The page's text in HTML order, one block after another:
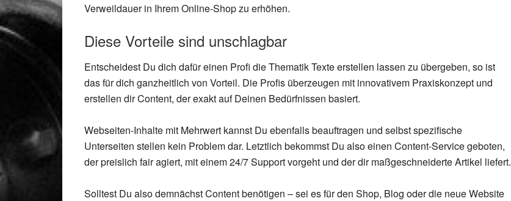
Verweildauer in Ihrem Online-Shop zu erhöhen.
Diese Vorteile sind unschlagbar
Entscheidest Du dich dafür einen Profi die Thematik Texte erstellen lassen zu übergeben, so ist
das für dich ganzheitlich von Vorteil. Die Profis überzeugen mit innovativem Praxiskonzept und
erstellen dir Content, der exakt auf Deinen Bedürfnissen basiert.
Webseiten-Inhalte mit Mehrwert kannst Du ebenfalls beauftragen und selbst spezifische
Unterseiten stellen kein Problem dar. Letztlich bekommst Du also einen Content-Service geboten,
der preislich fair agiert, mit einem 24/7 Support vorgeht und der dir maßgeschneiderte Artikel liefert.
Solltest Du also demnächst Content benötigen – sei es für den Shop, Blog oder die neue Website